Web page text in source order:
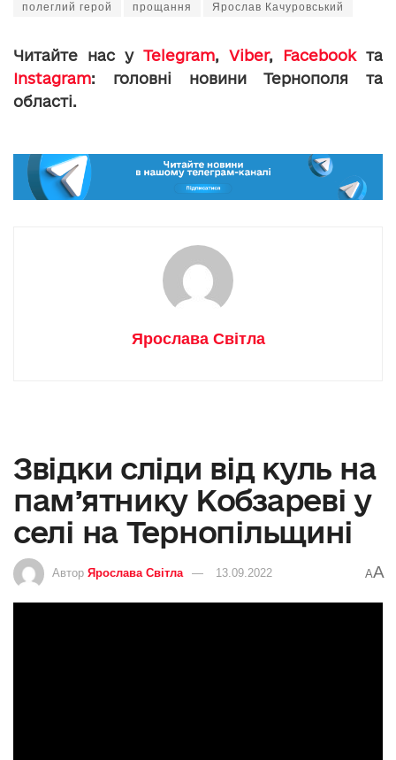
полеглий герой прощання Ярослав Качуровський
Читайте нас у Telegram, Viber, Facebookта
Instagram: головні новини Тернополя та
області.
Ярослава Світла
Звідки сліди від куль на
пам’ятнику Кобзареві у
селі на Тернопільщині
Автор Ярослава Світла 13.09.2022 AA